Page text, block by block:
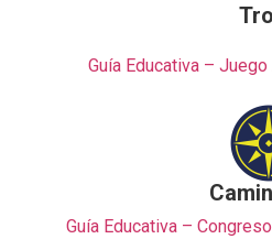
Guía Educativa –
Guía Educativa –